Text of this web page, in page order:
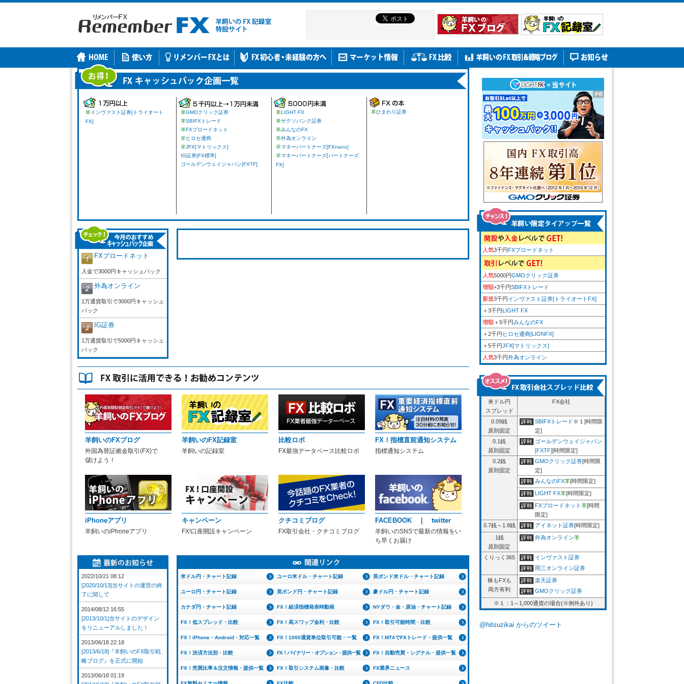
羊インヴァスト証券[トライオート
FX]
羊GMOクリック証券
羊SBIFXトレード
羊FXブロードネット
羊ヒロセ通商
羊JFX[マトリックス]
IG証券[FX標準]
ゴールデンウェイジャパン[FXTF]
羊LIGHT FX
羊サクソバンク証券
羊みんなのFX
羊外為オンライン
羊マネーパートナーズ[FXnano]
羊マネーパートナーズ[パートナーズ
FX]
羊ひまわり証券
FXブロードネット
入金で3000円キャッシュバック
外為オンライン
1万通貨取引で3000円キャッシュ
バック
IG証券
1万通貨取引で5000円キャッシュ
バック
羊飼いのFXブログ
外国為替証拠金取引(FX)で
儲けよう！
羊飼いのFX記録室
羊飼いの記録室
比較ロボ
FX最強データベース比較ロボ
FX！指標直前通知システム
指標通知システム
iPhoneアプリ
羊飼いのiPhoneアプリ
キャンペーン
FX!口座開設キャンペーン
クチコミブログ
FX取引会社・クチコミブログ
FACEBOOK twitter
羊飼いのSNSで最新の情報をい
ち早くお届け
米ドル円・チャート記録 ユーロ米ドル・チャート記録 英ポンド米ドル・チャート記録
ユーロ円・チャート記録 英ポンド円・チャート記録 豪ドル円・チャート記録
カナダ円・チャート記録 FX！経済指標発表時動画 NYダウ・金・原油・チャート記録
FX！低スプレッド・比較 FX！高スワップ金利・比較 FX！取引可能時間・比較
FX！iPhone・Android・対応一覧 FX！1000通貨単位取引可能・一覧 FX！MT4でFXトレード・提供一覧
FX！決済方法別・比較 FX！バイナリー・オプション・提供一覧 FX！自動売買・シグナル・提供一覧
FX！売買比率＆注文情報・提供一覧 FX！取引システム画像・比較 FX業界ニュース
2022/10/21 08:12
[2020/10/13]当サイトの運営の終
了に関して
2014/08/12 16:55
[2013/10/1]当サイトのデザイン
をリニューアルしました！
2013/06/18 22:18
[2013/6/18]『羊飼いのFX取引戦
略ブログ』を正式に開始
2013/06/18 01:19
人気3千円FXブロードネット
人気5000円GMOクリック証券
増額+3千円SBIFXトレード
新規3千円インヴァスト証券[トライオートFX]
＋3千円LIGHT FX
増額＋5千円みんなのFX
＋2千円 ヒロセ通商[LIONFX]
＋5千円JFX[マトリックス]
人気3千円外為オンライン
米ドル円
スプレッド
FX会社
0.09銭
原則固定
SBIFXトレード※１[時間限
定]
0.1銭
原則固定
ゴールデンウェイジャパン
[FXTF][時間限定]
0.2銭
原則固定
GMOクリック証券[時間限
定]
みんなのFX羊[時間限定]
LIGHT FX羊[時間限定]
FXブロードネット羊[時間
限定]
0.7銭～1.8銭
アイネット証券[時間限定]
1銭
原則固定
外為オンライン羊
くりっく365
インヴァスト証券
岡三オンライン証券
株もFXも
両方有利
楽天証券
GMOクリック証券
※１：1～1,000通貨の場合(※例外あり)
@hitsuzikai からのツイート